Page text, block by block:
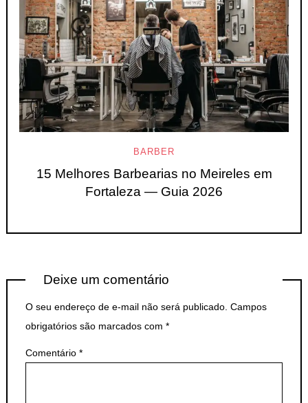
BARBER
15 Melhores Barbearias no Meireles em
Fortaleza — Guia 2026
Deixe um comentário
O seu endereço de e-mail não será publicado. Campos
obrigatórios são marcados com *
Comentário *